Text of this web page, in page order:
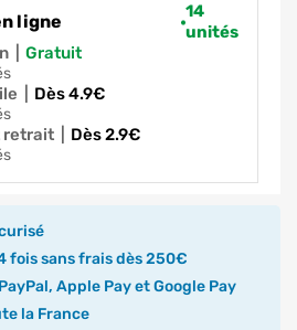
ligne
14
unités
gratuit
dès 4.9€
retrait dès 2.9€
fois sans frais dès 250€
Apple Pay et Google Pay
la France